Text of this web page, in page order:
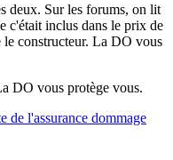
deux. Sur les forums, on lit
c'était inclus dans le prix de
constructeur. La DO vous
DO vous protège vous.
de l'assurance dommage